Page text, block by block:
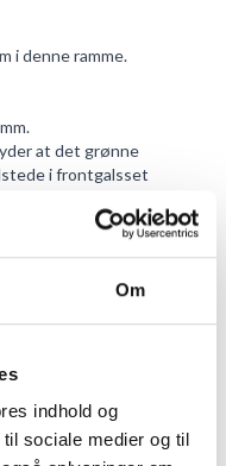
Om
indhold og
sociale medier og til
i denne ramme.
at det grønne
i frontgalsset
hvilket betyder
kan du bruge
akrylglasset,
frastøder støv.
akryl med
Det er